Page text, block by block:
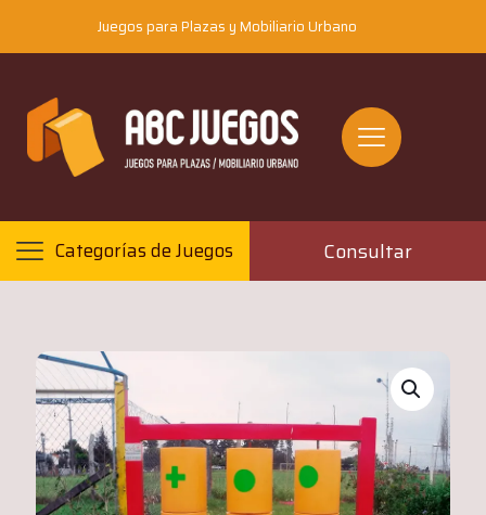
Juegos para Plazas y Mobiliario Urbano
Categorías de Juegos Consultar